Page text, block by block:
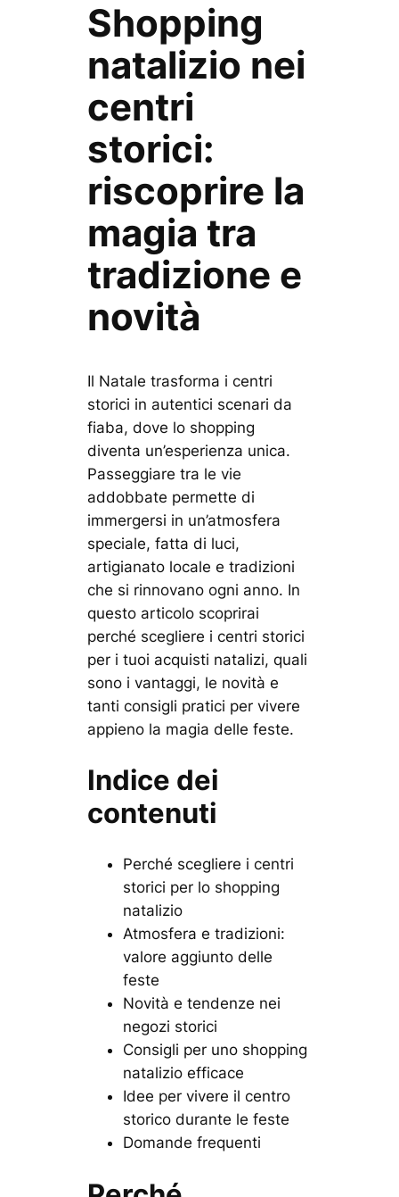
Shopping
natalizio nei
centri
storici:
riscoprire la
magia tra
tradizione e
novità
Il Natale trasforma i centri
storici in autentici scenari da
fiaba, dove lo shopping
diventa un’esperienza unica.
Passeggiare tra le vie
addobbate permette di
immergersi in un’atmosfera
speciale, fatta di luci,
artigianato locale e tradizioni
che si rinnovano ogni anno. In
questo articolo scoprirai
perché scegliere i centri storici
per i tuoi acquisti natalizi, quali
sono i vantaggi, le novità e
tanti consigli pratici per vivere
appieno la magia delle feste.
Indice dei
contenuti
Perché scegliere i centri
storici per lo shopping
natalizio
Atmosfera e tradizioni:
valore aggiunto delle
feste
Novità e tendenze nei
negozi storici
Consigli per uno shopping
natalizio efficace
Idee per vivere il centro
storico durante le feste
Domande frequenti